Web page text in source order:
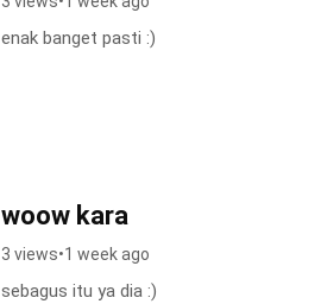
enak banget pasti :)
woow kara
3 views•1 week ago
sebagus itu ya dia :)